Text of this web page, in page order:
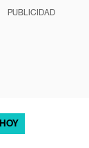
PUBLICIDAD